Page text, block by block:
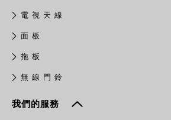
電 視 天 線
面 板
拖 板
無 線 門 鈴
我們的服務